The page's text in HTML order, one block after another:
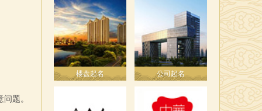
题。
楼盘起名 公司起名